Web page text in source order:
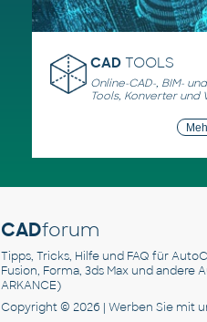
CAD TOOLS
Online-CAD-, BIM-
Tools, Konverter und
CADforum
Tipps, Tricks, Hilfe und FAQ für
Fusion, Forma, 3ds Max und andere
ARKANCE)
Copyright © 2026 | Werben Siemit